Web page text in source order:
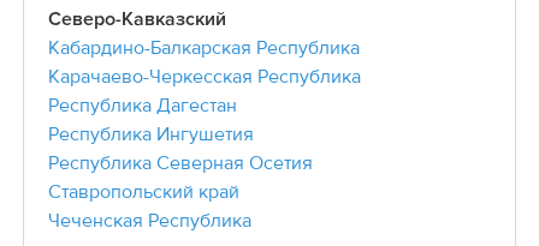
Северо-Кавказский
Кабардино-Балкарская Республика
Карачаево-Черкесская Республика
Республика Дагестан
Республика Ингушетия
Республика Северная Осетия
Ставропольский край
Чеченская Республика